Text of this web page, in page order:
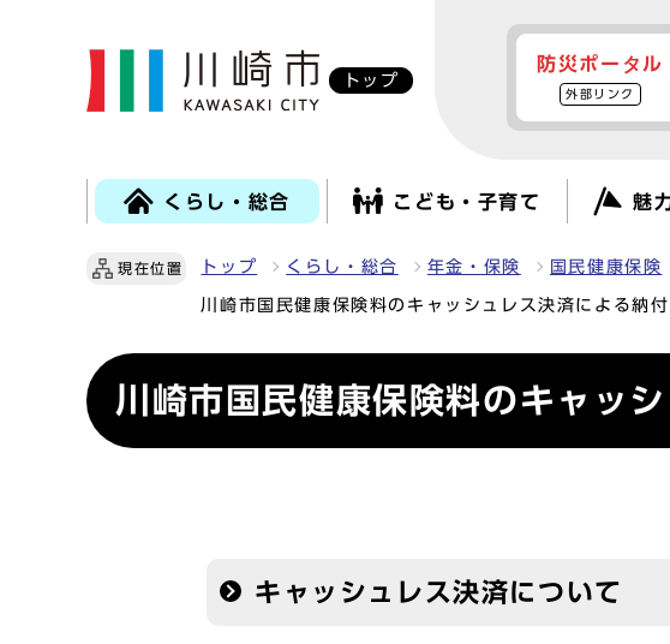
トップ
防災ポータル
外部リンク
くらし・総合 こども・子育て 魅
現在位置 トップ くらし・総合 年金・保険 国民健康保険
川崎市国民健康保険料のキャッシュレス決済による納
川崎市国民健康保険料のキャッ
キャッシュレス決済について